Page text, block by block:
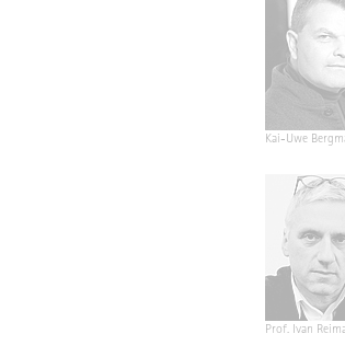
Kai-Uwe
Prof. Ivan